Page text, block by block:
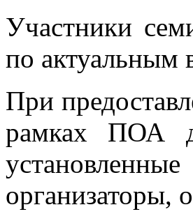
Участники
по актуальным
При
рамках ПОА
организаторы,